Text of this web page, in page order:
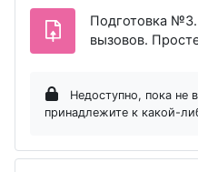
Подготовка
вызовов.
Недоступно, пока не
принадлежите к какой-